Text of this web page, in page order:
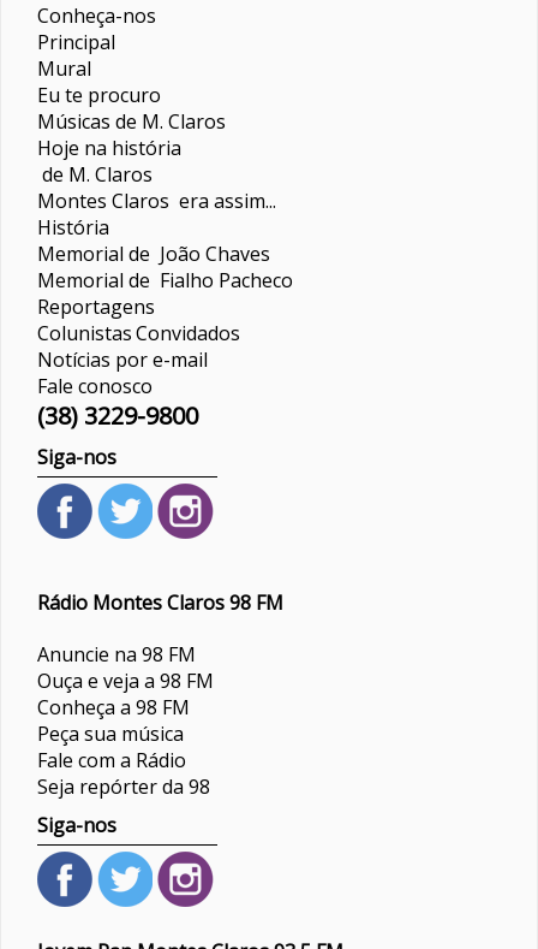
Conheça-nos
Principal
Mural
Eu te procuro
Músicas de M. Claros
Hoje na história
de M. Claros
Montes Claros era assim...
História
Memorial de João Chaves
Memorial de Fialho Pacheco
Reportagens
ColunistasConvidados
Notícias por e-mail
Fale conosco
(38) 3229-9800
Siga-nos
Rádio Montes Claros 98 FM
Anuncie na 98 FM
Ouça e veja a 98 FM
Conheça a 98 FM
Peça sua música
Fale com a Rádio
Seja repórter da 98
Siga-nos